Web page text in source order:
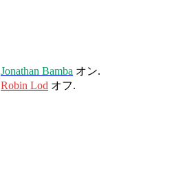
Jonathan Bamba オン.
Robin Lod オフ.